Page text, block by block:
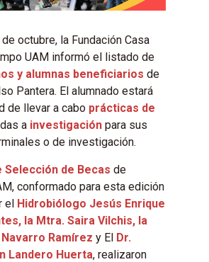
octubre, la Fundación Casa
UAM informó el listado de
y alumnas beneficiarios de
Pantera. El alumnado estará
de llevar a cabo prácticas de
a investigaciónpara sus
o de investigación.
Selección de Becas de
conformado para esta edición
el Hidrobiólogo Jesús Enrique
la Mtra. Saira Vilchis, la
Navarro Ramírez y ElDr.
Landero Huerta, realizaron